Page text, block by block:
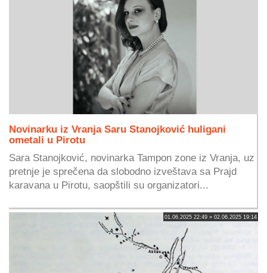
Novinarku iz Vranja Saru Stanojković huligani
ometali u Pirotu
Sara Stanojković, novinarka Tampon zone iz Vranja, uz
pretnje je sprečena da slobodno izveštava sa Prajd
karavana u Pirotu, saopštili su organizatori...
01.06.2025 22:49 » 02.06.2025 19:14